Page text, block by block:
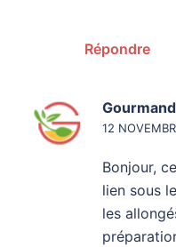
Répondre
12
Bonjour,
lien sous
les